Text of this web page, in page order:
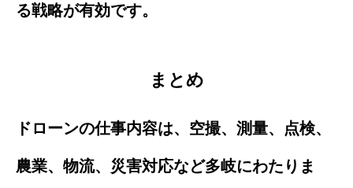
る戦略が有効です。
まとめ
ドローンの仕事内容は、空撮、測量、点検、
農業、物流、災害対応など多岐にわたりま